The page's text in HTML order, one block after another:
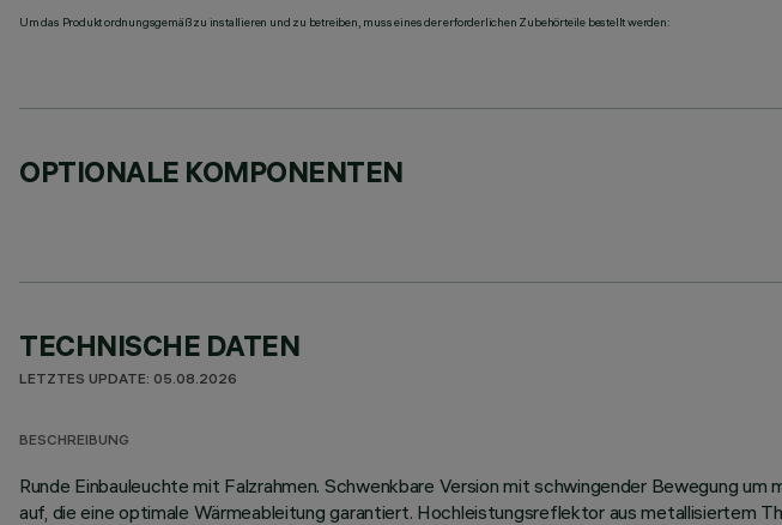
Um das Produkt ordnungsgemäß zu installieren und zu betreiben, muss eines der erforderlichen Zubehörteile bestellt werden:
OPTIONALE KOMPONENTEN
TECHNISCHE DATEN
LETZTES UPDATE: 05.08.2026
BESCHREIBUNG
Runde Einbauleuchte mit Falzrahmen. Schwenkbare Version mit schwingender Bewegung
auf, die eine optimale Wärmeableitung garantiert. Hochleistungsreflektor aus metallisiertem